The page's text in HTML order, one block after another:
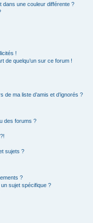
dans une couleur différente ?
!
de quelqu’un sur ce forum !
ma liste d’amis et d’ignorés ?
des forums ?
sujets ?
?
sujet spécifique ?